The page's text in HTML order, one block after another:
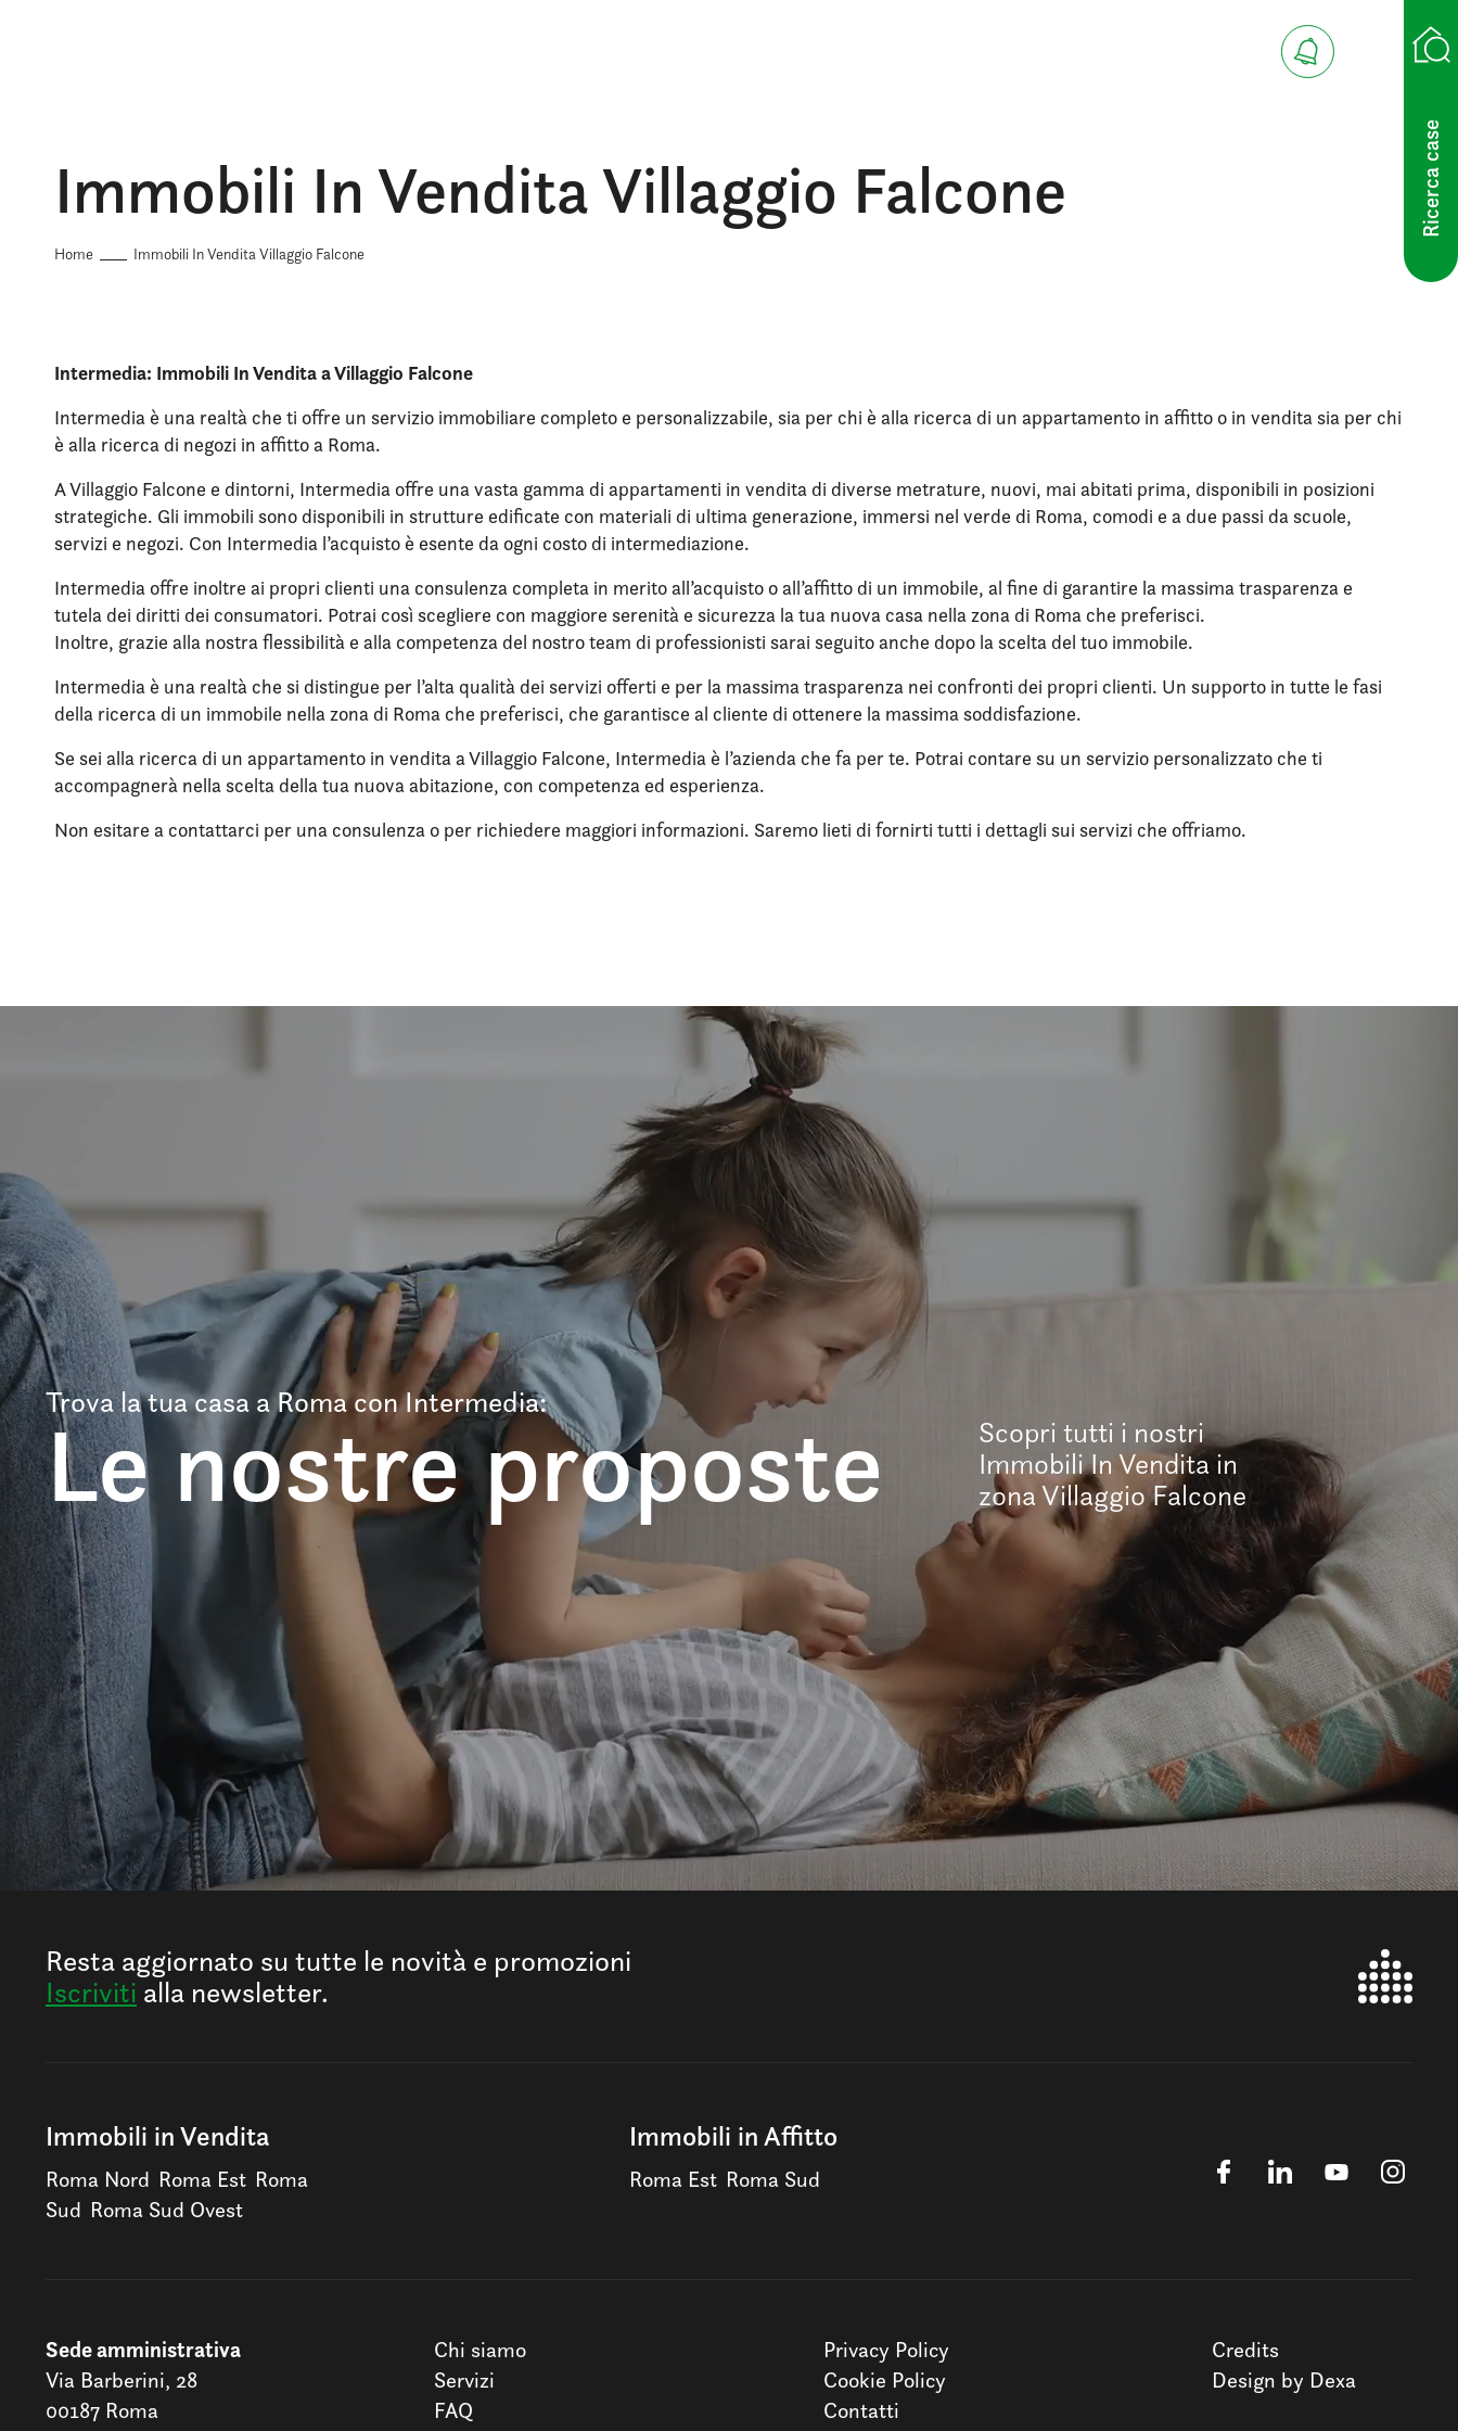
Ricerca case
Immobili In Vendita Villaggio Falcone
Home Immobili In Vendita Villaggio Falcone
Intermedia: Immobili In Vendita a Villaggio Falcone
Intermedia è una realtà che ti offre un servizio immobiliare completo e personalizzabile, sia per chi è alla ricerca di un appartamento in affitto o in vendita sia per chi
è alla ricerca di negozi in affitto a Roma.
A Villaggio Falcone e dintorni, Intermedia offre una vasta gamma di appartamenti in vendita di diverse metrature, nuovi, mai abitati prima, disponibili in posizioni
strategiche. Gli immobili sono disponibili in strutture edificate con materiali di ultima generazione, immersi nel verde di Roma, comodi e a due passi da scuole,
servizi e negozi. Con Intermedia l’acquisto è esente da ogni costo di intermediazione.
Intermedia offre inoltre ai propri clienti una consulenza completa in merito all’acquisto o all’affitto di un immobile, al fine di garantire la massima trasparenza e
tutela dei diritti dei consumatori. Potrai così scegliere con maggiore serenità e sicurezza la tua nuova casa nella zona di Roma che preferisci.
Inoltre, grazie alla nostra flessibilità e alla competenza del nostro team di professionisti sarai seguito anche dopo la scelta del tuo immobile.
Intermedia è una realtà che si distingue per l’alta qualità dei servizi offerti e per la massima trasparenza nei confronti dei propri clienti. Un supporto in tutte le fasi
della ricerca di un immobile nella zona di Roma che preferisci, che garantisce al cliente di ottenere la massima soddisfazione.
Se sei alla ricerca di un appartamento in vendita a Villaggio Falcone, Intermedia è l’azienda che fa per te. Potrai contare su un servizio personalizzato che ti
accompagnerà nella scelta della tua nuova abitazione, con competenza ed esperienza.
Non esitare a contattarci per una consulenza o per richiedere maggiori informazioni. Saremo lieti di fornirti tutti i dettagli sui servizi che offriamo.
Trova la tua casa a Roma con Intermedia:
Le nostre proposte
Scopri tutti i nostri
Immobili In Vendita in
zona Villaggio Falcone
Resta aggiornato su tutte le novità e promozioni
Iscriviti alla newsletter.
Immobili in Vendita
Roma Nord Roma Est Roma
Sud Roma Sud Ovest
Immobili in Affitto
Roma Est Roma Sud
Sede amministrativa
Via Barberini, 28
00187 Roma
Chi siamo
Servizi
FAQ
Privacy Policy
Cookie Policy
Contatti
Credits
Design by Dexa